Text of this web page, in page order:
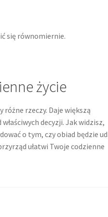
się równomiernie.
życie
rzeczy. Daje większą
decyzji. Jak widzisz,
o tym, czy obiad będzie
ułatwi Twoje codzienne